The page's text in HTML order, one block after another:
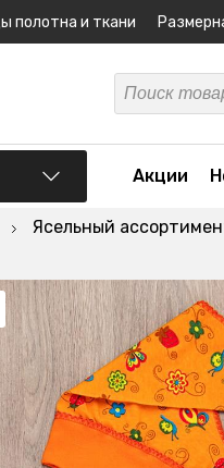
полотна и ткани
Акции
Ясельный